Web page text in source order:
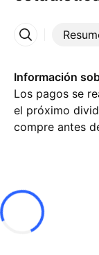
Más
Información
Los pagos se
el próximo
compre antes